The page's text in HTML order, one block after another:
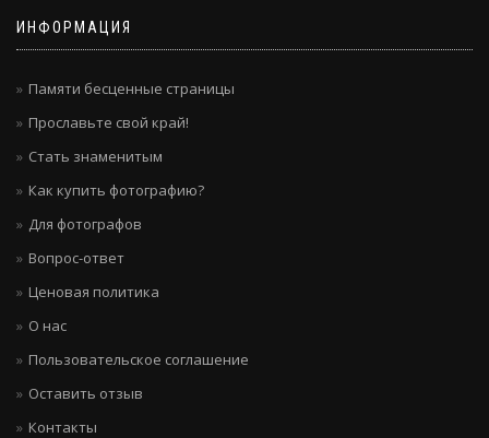
ИНФОРМАЦИЯ
Памяти бесценные страницы
Прославьте свой край!
Стать знаменитым
Как купить фотографию?
Для фотографов
Вопрос-ответ
Ценовая политика
О нас
Пользовательское соглашение
Оставить отзыв
Контакты